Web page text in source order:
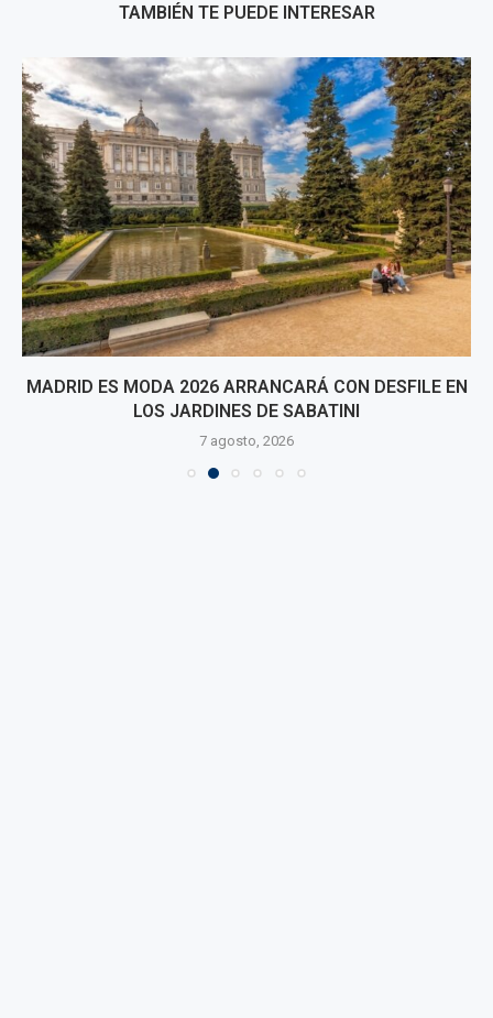
TAMBIÉN TE PUEDE INTERESAR
MADRID ES MODA 2026 ARRANCARÁ CON DESFILE EN
LOS JARDINES DE SABATINI
7 agosto, 2026